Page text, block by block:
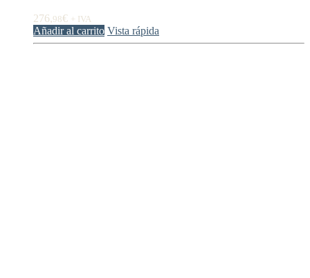
276,98€ + IVA
Añadir al carrito Vista rápida